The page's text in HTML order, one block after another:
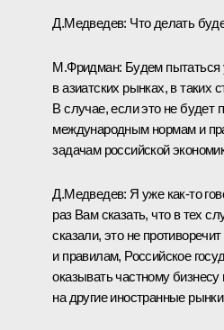
Д.Медведев: Что делать
М.Фридман: Будем пытаться
в азиатских рынках, в таких
В случае, если это не будет
международным нормам и
задачам российской
Д.Медведев: Я уже как‑то
раз Вам сказать, что в тех
сказали, это не
и правилам, Российское
оказывать частному
на другие иностранные